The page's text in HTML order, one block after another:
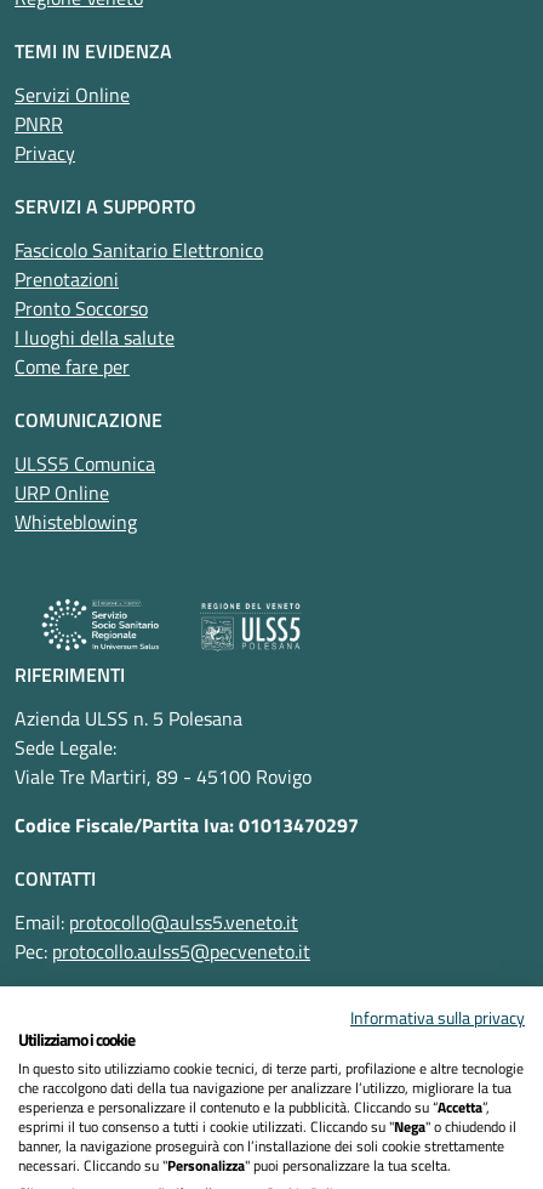
TEMI IN EVIDENZA
Servizi Online
PNRR
Privacy
SERVIZI A SUPPORTO
Fascicolo Sanitario Elettronico
Prenotazioni
Pronto Soccorso
I luoghi della salute
Come fare per
COMUNICAZIONE
ULSS5 Comunica
URP Online
Whisteblowing
RIFERIMENTI
Azienda ULSS n. 5 Polesana
Sede Legale:
Viale Tre Martiri, 89 - 45100 Rovigo
Codice Fiscale/Partita Iva: 01013470297
CONTATTI
Email: protocollo@aulss5.veneto.it
Pec: protocollo.aulss5@pecveneto.it
Informativa privacy
Dichiarazione di accessibilità
Informativa sulla privacy
Utilizziamo i cookie
In questo sito utilizziamo cookie tecnici, di terze parti, profilazione e altre tecnologie
che raccolgono dati della tua navigazione per analizzare l’utilizzo, migliorare la tua
esperienza e personalizzare il contenuto e la pubblicità. Cliccando su “Accetta”,
esprimi il tuo consenso a tutti i cookie utilizzati. Cliccando su "Nega" o chiudendo il
banner, la navigazione proseguirà con l’installazione dei soli cookie strettamente
necessari. Cliccando su "Personalizza" puoi personalizzare la tua scelta.